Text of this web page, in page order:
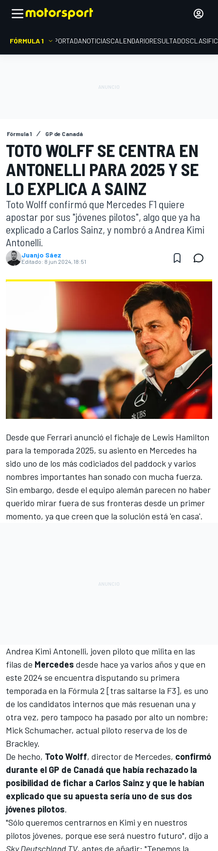
FÓRMULA 1 PORTADANOTICIASCALENDARIORESULTADOS
Fórmula 1 GP de Canadá
TOTO WOLFF SE CENTRA EN
ANTONELLI PARA 2025 Y SE
LO EXPLICA A SAINZ
Toto Wolff confirmó que Mercedes F1 quiere
apostar por sus "jóvenes pilotos", algo que ya ha
explicado a Carlos Sainz, y nombró a Andrea Kimi
Antonelli.
Juanjo Sáez
Editado: 8 jun 2024, 18:51
Desde que Ferrari anunció el fichaje de Lewis Hamilton
para la temporada 2025, su asiento en Mercedes ha
sido uno de los más codiciados del paddock y varios
nombres importantes han sonado con mucha fuerza.
Sin embargo, desde el equipo alemán parecen no haber
querido mirar fuera de sus fronteras desde un primer
momento, ya que creen que la solución está 'en casa'.
Andrea Kimi Antonelli, joven piloto que milita en las
filas de Mercedes desde hace ya varios años y que en
este 2024 se encuentra disputando su primera
temporada en la Fórmula 2 [tras saltarse la F3], es uno
de los candidatos internos que más resuenan una y
otra vez, pero tampoco ha pasado por alto un nombre;
Mick Schumacher, actual piloto reserva de los de
Brackley.
De hecho, Toto Wolff, director de Mercedes, confirmó
durante el GP de Canadá que había rechazado la
posibilidad de fichar a Carlos Sainz y que le habían
explicado que su apuesta sería uno de sus dos
jóvenes pilotos.
"Sólo queremos centrarnos en Kimi y en nuestros
pilotos jóvenes, porque ese será nuestro futuro", dijo a
Sky Deutschland TV, antes de añadir: "Tenemos la